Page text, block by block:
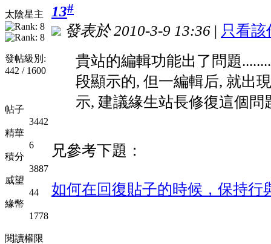
太陰星主
發帖級別:
442 / 1600
帖子
3442
精華
6
積分
3887
威望
44
緣幣
1778
閱讀權限
13#
發表於 2010-3-9 13:36 | 只看該
貴站的編輯功能出了問題
段顯示的, 但一編輯后, 就出
示, 建議緣生站長修復這個
兄參考下題：
如何在回復貼子的時候，保持行